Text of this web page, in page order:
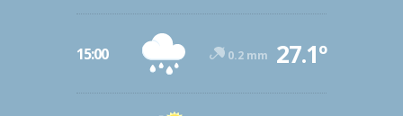
15:00 0.2 mm 27.1º